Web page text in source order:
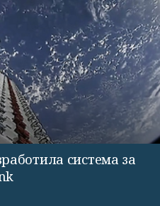
система за